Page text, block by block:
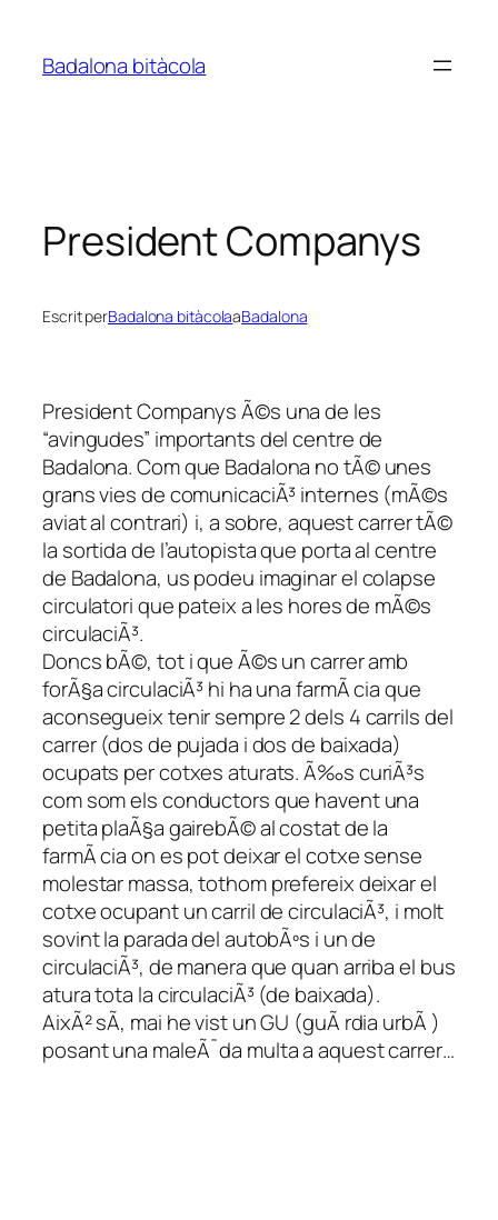
contingut
Badalona bitàcola
President Companys
Escrit perBadalona bitàcolaaBadalona
President Companys Ã©s una de les
“avingudes” importants del centre de
Badalona. Com que Badalona no tÃ© unes
grans vies de comunicaciÃ³ internes (mÃ©s
aviat al contrari) i, a sobre, aquest carrer tÃ©
la sortida de l’autopista que porta al centre
de Badalona, us podeu imaginar el colapse
circulatori que pateix a les hores de mÃ©s
circulaciÃ³.
Doncs bÃ©, tot i que Ã©s un carrer amb
forÃ§a circulaciÃ³ hi ha una farmÃ cia que
aconsegueix tenir sempre 2 dels 4 carrils del
carrer (dos de pujada i dos de baixada)
ocupats per cotxes aturats. Ã‰s curiÃ³s
com som els conductors que havent una
petita plaÃ§a gairebÃ© al costat de la
farmÃ cia on es pot deixar el cotxe sense
molestar massa, tothom prefereix deixar el
cotxe ocupant un carril de circulaciÃ³, i molt
sovint la parada del autobÃºs i un de
circulaciÃ³, de manera que quan arriba el bus
atura tota la circulaciÃ³ (de baixada).
AixÃ² sÃ­, mai he vist un GU (guÃ rdia urbÃ )
posant una maleÃ¯da multa a aquest carrer…